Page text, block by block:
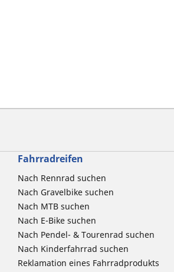
Fahrradreifen
Nach Rennrad suchen
Nach Gravelbike suchen
Nach MTB suchen
Nach E-Bike suchen
Nach Pendel- & Tourenrad suchen
Nach Kinderfahrrad suchen
Reklamation eines Fahrradprodukts